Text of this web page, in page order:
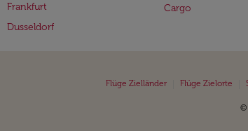
Frankfurt
Dusseldorf
Cargo
Flüge Zielländer Flüge Zielorte
©